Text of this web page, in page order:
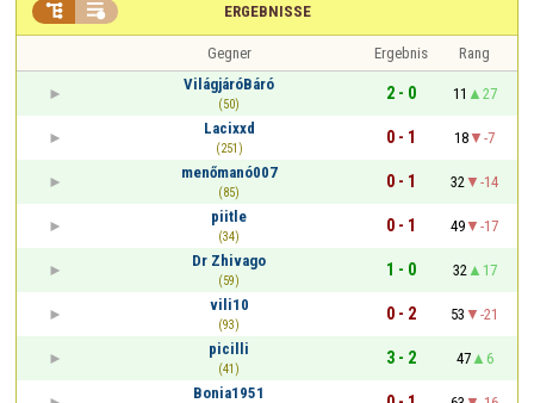
ERGEBNISSE
 
Gegner Ergebnis
Rang
VilágjáróBáró
(50)
2 - 0 11
27
Lacixxd
(251)
0 - 1 18
-7
menőmanó007
(85)
0 - 1 32
-14
piitle
(34)
0 - 1 49
-17
Dr Zhivago
(59)
1 - 0 32
17
vili10
(93)
0 - 2 53
-21
picilli
(41)
3 - 2 47
6
Bonia1951